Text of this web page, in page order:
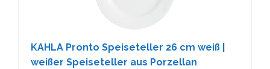
KAHLA Pronto Speiseteller 26 cm weiß |
weißer Speiseteller aus Porzellan